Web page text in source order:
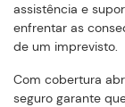
assistência e
enfrentar as
de um imprevisto.
Com cobertura
seguro garante